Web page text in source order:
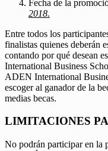
Fecha de la
2018.
Entre todos los
finalistas quienes deberán
contando por qué desean
International Business
ADEN International
escoger al ganador de la
medias becas.
LIMITACIONES
No podrán participar en la